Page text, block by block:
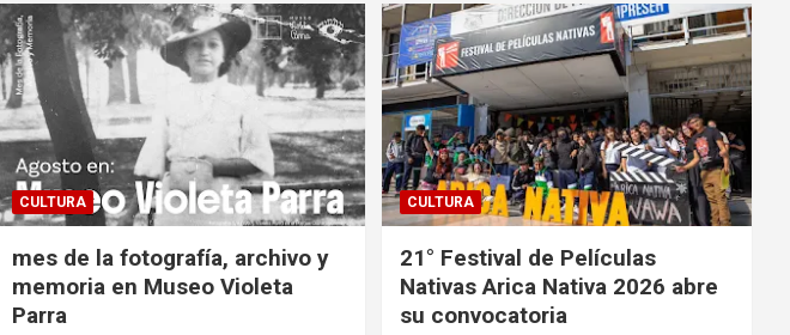
CULTURA
mes de la fotografía, archivo y
memoria en Museo Violeta
Parra
CULTURA
21° Festival de Películas
Nativas Arica Nativa 2026 abre
su convocatoria